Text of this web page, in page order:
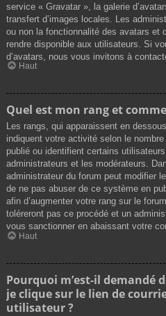
service « Gravatar », la galerie
transfert d’images locales. Les
ou non la fonctionnalité des avatars et
rendre disponible aux utilisateurs. Si
d’avatars, nous vous invitons à
Haut
Quel est mon rang et
Les rangs, qui apparaissent en
indiquent votre activité selon le
publié ou identifient certains
administrateurs et les modérateurs.
administrateur du forum peut modifier
de ne pas abuser de ce système en
afin d’augmenter votre rang sur le
toléreront pas ce procédé et un
vous sanctionner en abaissant votre
Haut
Pourquoi m’est-il demandé
je clique sur le lien de
utilisateur ?